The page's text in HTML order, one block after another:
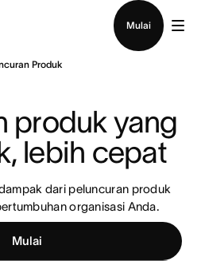
Mulai
Produk
produk yang
lebih cepat
dari peluncuran produk
organisasi Anda.
Mulai